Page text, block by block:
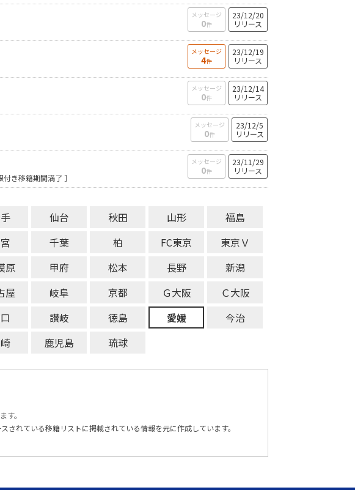
メッセージ
0件
23/12/20
リリース
メッセージ
4件
23/12/19
リリース
メッセージ
0件
23/12/14
リリース
メッセージ
0件
23/12/5
リリース
き移籍期間満了 ］
メッセージ
0件
23/11/29
リリース
仙台 秋田 山形
福島
千葉 柏 FC東京
東京Ｖ
原 甲府 松本 長野
新潟
屋 岐阜 京都 Ｇ大阪
Ｃ大阪
讃岐 徳島 愛媛
今治
鹿児島 琉球
す。
れている移籍リストに掲載されている情報を元に作成しています。